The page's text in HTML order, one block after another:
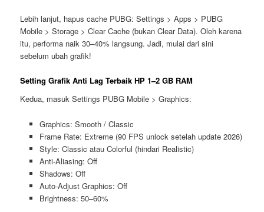
Lebih lanjut, hapus cache PUBG: Settings > Apps > PUBG
Mobile > Storage > Clear Cache (bukan Clear Data). Oleh karena
itu, performa naik 30–40% langsung. Jadi, mulai dari sini
sebelum ubah grafik!
Setting Grafik Anti Lag Terbaik HP 1–2 GB RAM
Kedua, masuk Settings PUBG Mobile > Graphics:
Graphics: Smooth / Classic
Frame Rate: Extreme (90 FPS unlock setelah update 2026)
Style: Classic atau Colorful (hindari Realistic)
Anti-Aliasing: Off
Shadows: Off
Auto-Adjust Graphics: Off
Brightness: 50–60%